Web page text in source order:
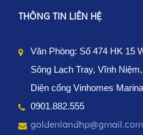
THÔNG TIN LIÊN HỆ
Văn Phòng: Số 474 HK 15
Sông Lạch Tray, Vĩnh
Diện cổng Vinhomes
0901.882.555
goldenlandhp@gmail.com